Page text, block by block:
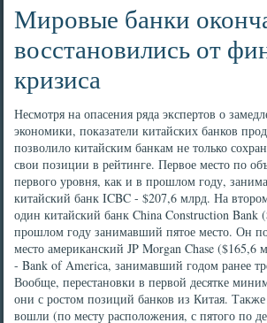
Мировые банки
восстановились от
кризиса
Несмотря на опасения ряда экспертов о
экономики, показатели китайских банков
позволило китайским банкам не только
свои позиции в рейтинге. Первое место по
первого уровня, как и в прошлом году,
китайский банк ICBC - $207,6 млрд. На
один китайский банк China Construction Bank
прошлом году занимавший пятое место. Он
место американский JP Morgan Chase ($165,6
- Bank of America, занимавший годом ранее
Вообще, перестановки в первой десятке
они с ростом позиций банков из Китая.
вошли (по месту расположения, с пятого по